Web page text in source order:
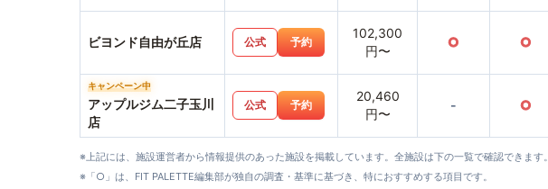
ビヨンド自由が丘店 公式 予約
102,300
円〜
○ ○
キャンペーン中
アップルジム二子玉川
店
公式 予約
20,460
円〜
- ○
※上記には、施設運営者から情報提供のあった施設を掲載しています。全施設は下の一覧で確認できます。
※「○」は、FIT PALETTE編集部が独自の調査・基準に基づき、特におすすめする項目です。